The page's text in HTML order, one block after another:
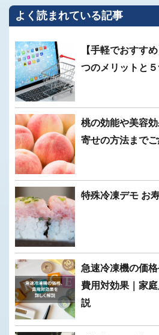
よく読まれている記事
【手軽でおすす
つのメリットと
桃の効能や美容
寄せの方法まで
特殊冷凍デモ お
急速冷凍機の価格
費用対効果｜家
説